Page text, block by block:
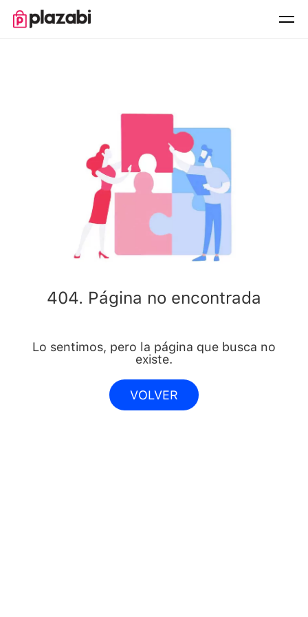
404. Página no encontrada
Lo sentimos, pero la página que busca no
existe.
VOLVER